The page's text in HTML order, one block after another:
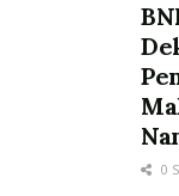
0